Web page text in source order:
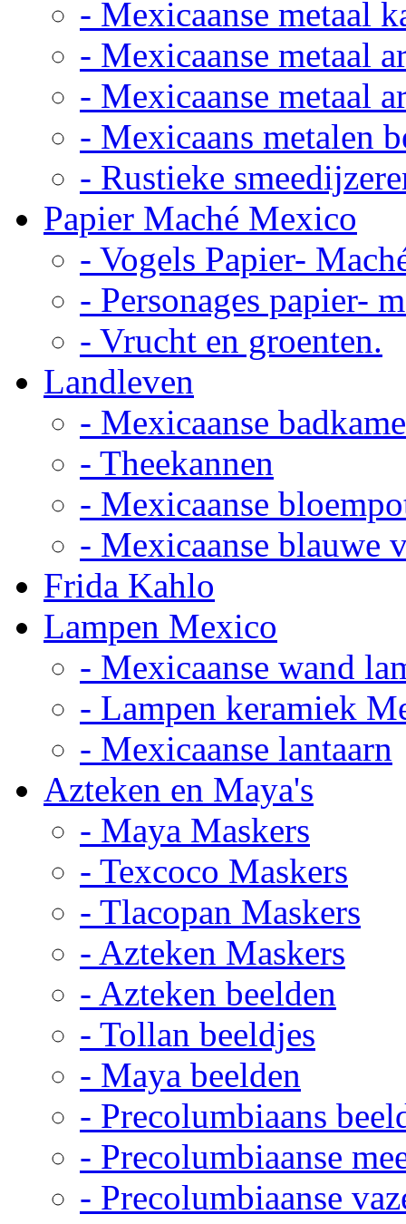
- Mexicaanse metaal
- Mexicaanse metaal
- Mexicaanse metaal
- Mexicaans metalen
- Rustieke
Papier Maché Mexico
- Vogels Papier-
- Personages papier-
- Vrucht en groenten.
Landleven
- Mexicaanse
- Theekannen
- Mexicaanse
- Mexicaanse blauwe
Frida Kahlo
Lampen Mexico
- Mexicaanse wand
- Lampen keramiek
- Mexicaanse lantaarn
Azteken en Maya's
- Maya Maskers
- Texcoco Maskers
- Tlacopan Maskers
- Azteken Maskers
- Azteken beelden
- Tollan beeldjes
- Maya beelden
- Precolumbiaans
- Precolumbiaanse
- Precolumbiaanse